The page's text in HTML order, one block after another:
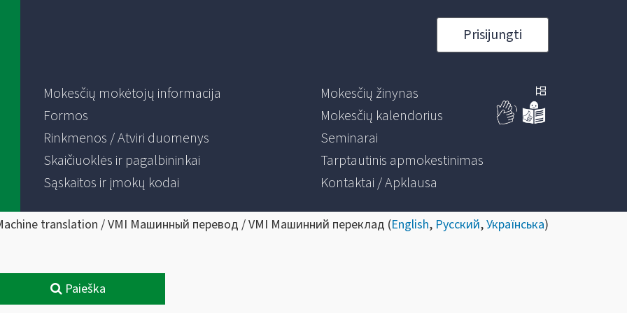
Prisijungti
Mokesčių mokėtojų informacija
Formos
Rinkmenos / Atviri duomenys
Skaičiuoklės ir pagalbininkai
Sąskaitos ir įmokų kodai
Mokesčių žinynas
Mokesčių kalendorius
Seminarai
Tarptautinis apmokestinimas
Kontaktai / Apklausa
translation / VMI Машинный перевод / VMI Машинний переклад (English, Русский,Українська)
Paieška